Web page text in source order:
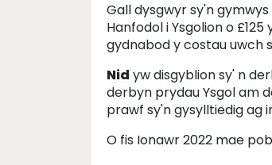
Gall dysgwyr sy'n
Hanfodol i Ysgolion o
gydnabod y costau uwch
Nid yw disgyblion sy' n
derbyn prydau Ysgol am
prawf sy'n gysylltiedig ag
O fis Ionawr 2022 mae